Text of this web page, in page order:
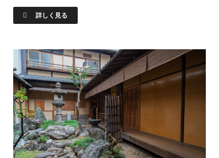
詳しく見る